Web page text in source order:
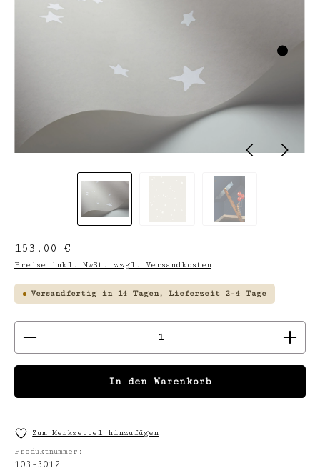
Regulärer Preis:
153,00 €
Preise inkl. MwSt. zzgl. Versandkosten
Versandfertig in 14 Tagen, Lieferzeit 2-4 Tage
Produkt Anzahl: Gib den gewünschten
In den Warenkorb
Zum Merkzettel hinzufügen
Produktnummer:
103-3012